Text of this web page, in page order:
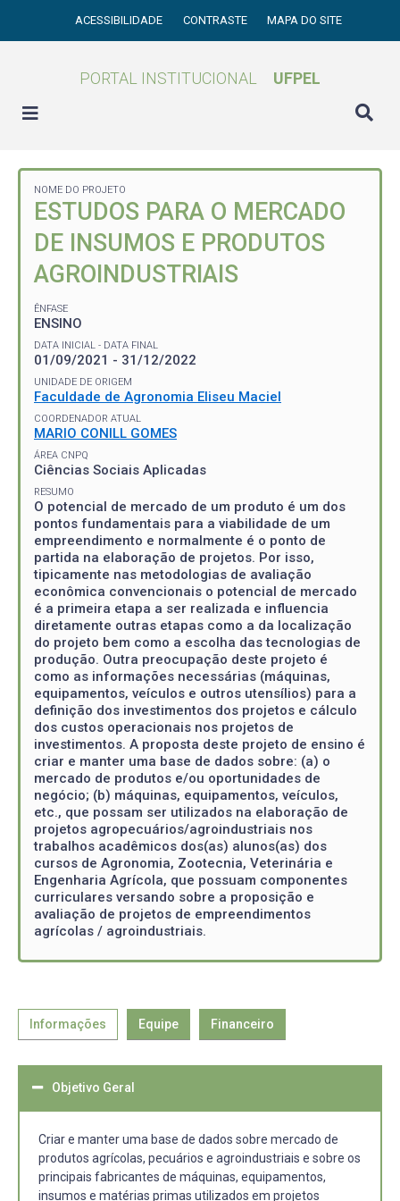
ACESSIBILIDADE CONTRASTE MAPA DO SITE
PORTAL INSTITUCIONAL UFPEL
NOME DO PROJETO
ESTUDOS PARA O MERCADO
DE INSUMOS E PRODUTOS
AGROINDUSTRIAIS
ÊNFASE
ENSINO
DATA INICIAL - DATA FINAL
01/09/2021 - 31/12/2022
UNIDADE DE ORIGEM
Faculdade de Agronomia Eliseu Maciel
COORDENADOR ATUAL
MARIO CONILL GOMES
ÁREA CNPQ
Ciências Sociais Aplicadas
RESUMO
O potencial de mercado de um produto é um dos
pontos fundamentais para a viabilidade de um
empreendimento e normalmente é o ponto de
partida na elaboração de projetos. Por isso,
tipicamente nas metodologias de avaliação
econômica convencionais o potencial de mercado
é a primeira etapa a ser realizada e influencia
diretamente outras etapas como a da localização
do projeto bem como a escolha das tecnologias de
produção. Outra preocupação deste projeto é
como as informações necessárias (máquinas,
equipamentos, veículos e outros utensílios) para a
definição dos investimentos dos projetos e cálculo
dos custos operacionais nos projetos de
investimentos. A proposta deste projeto de ensino é
criar e manter uma base de dados sobre: (a) o
mercado de produtos e/ou oportunidades de
negócio; (b) máquinas, equipamentos, veículos,
etc., que possam ser utilizados na elaboração de
projetos agropecuários/agroindustriais nos
trabalhos acadêmicos dos(as) alunos(as) dos
cursos de Agronomia, Zootecnia, Veterinária e
Engenharia Agrícola, que possuam componentes
curriculares versando sobre a proposição e
avaliação de projetos de empreendimentos
agrícolas / agroindustriais.
Informações Equipe Financeiro
Objetivo Geral
Criar e manter uma base de dados sobre mercado de
produtos agrícolas, pecuários e agroindustriais e sobre os
principais fabricantes de máquinas, equipamentos,
insumos e matérias primas utilizados em projetos